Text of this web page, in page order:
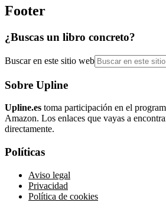
Footer
¿Buscas un libro concreto?
Buscar en este sitio web
Sobre Upline
Upline.es toma participación en el
Amazon. Los enlaces que vayas a
directamente.
Políticas
Aviso legal
Privacidad
Política de cookies